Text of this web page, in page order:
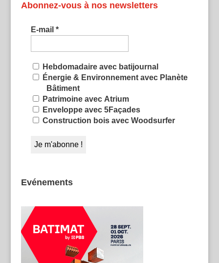
Abonnez-vous à nos newsletters
E-mail *
Hebdomadaire avec batijournal
Énergie & Environnement avec Planète
Bâtiment
Patrimoine avec Atrium
Enveloppe avec 5Façades
Construction bois avec Woodsurfer
Evénements